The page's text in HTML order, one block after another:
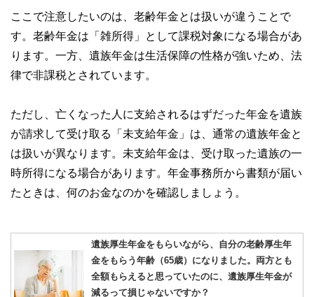
ここで注意したいのは、老齢年金とは扱いが違うことで
す。老齢年金は「雑所得」として課税対象になる場合があ
ります。一方、遺族年金は生活保障の性格が強いため、法
律で非課税とされています。
ただし、亡くなった人に支給されるはずだった年金を遺族
が請求して受け取る「未支給年金」は、通常の遺族年金と
は扱いが異なります。未支給年金は、受け取った遺族の一
時所得になる場合があります。年金事務所から書類が届い
たときは、何のお金なのかを確認しましょう。
遺族厚生年金をもらいながら、自分の老齢厚生年
金をもらう年齢（65歳）になりました。両方とも
全額もらえると思っていたのに、遺族厚生年金が
減るって損じゃないですか？